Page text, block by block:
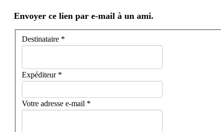
Envoyer ce lien par e-mail à un ami.
Destinataire *
Expéditeur*
Votre adresse e-mail *